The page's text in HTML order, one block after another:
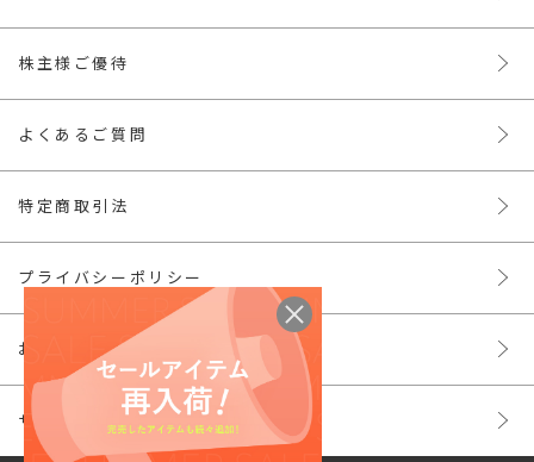
株主様ご優待
よくあるご質問
特定商取引法
プライバシーポリシー
お問い合わせ
サイトマップ